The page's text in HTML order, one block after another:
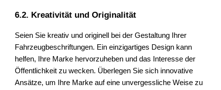
6.2. Kreativität und Originalität
Seien Sie kreativ und originell bei der Gestaltung Ihrer
Fahrzeugbeschriftungen. Ein einzigartiges Design kann
helfen, Ihre Marke hervorzuheben und das Interesse der
Öffentlichkeit zu wecken. Überlegen Sie sich innovative
Ansätze, um Ihre Marke auf eine unvergessliche Weise zu